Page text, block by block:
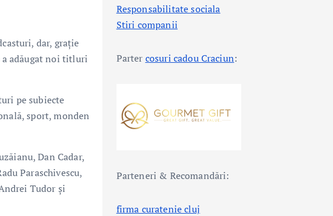
dar, grație
adăugat noi titluri
pe subiecte
sport, monden
Dan Cadar,
Paraschivescu,
Tudor și
Responsabilitate sociala
Stiri companii
Parter cosuri cadou Craciun:
Parteneri & Recomandări:
firma curatenie cluj